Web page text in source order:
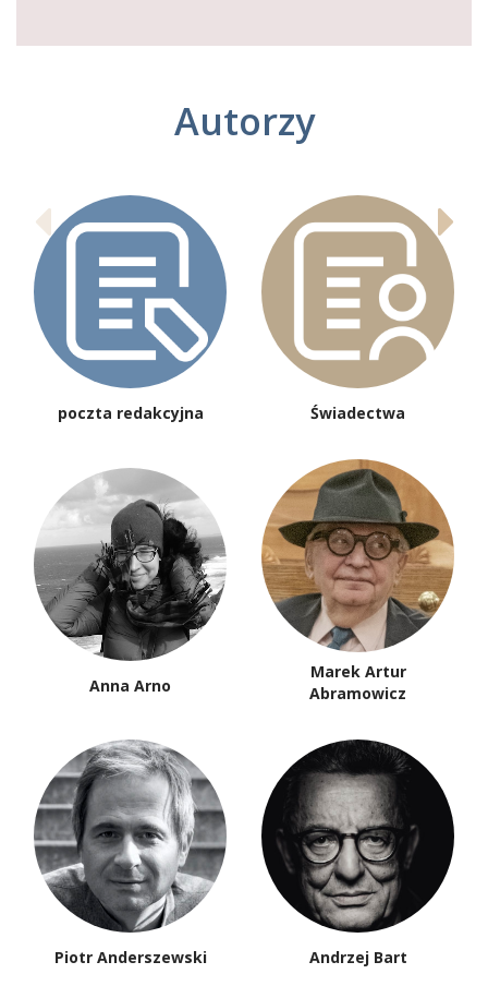
Autorzy
poczta redakcyjna Świadectwa
Anna Arno
Marek Artur
Abramowicz
Piotr Anderszewski Andrzej Bart